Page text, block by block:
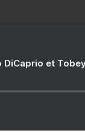
DiCaprio et